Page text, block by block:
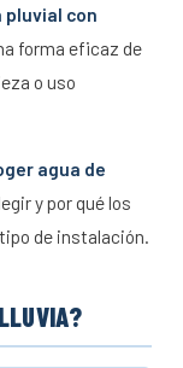
pluvial con
forma eficaz de
o uso
agua de
y por qué los
de instalación.